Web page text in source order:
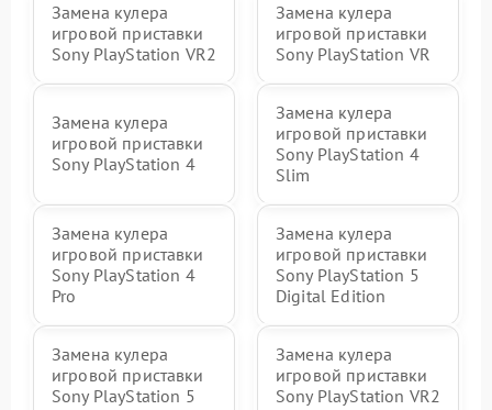
Замена кулера
игровой приставки
Sony PlayStation VR2
Замена кулера
игровой приставки
Sony PlayStation VR
Замена кулера
игровой приставки
Sony PlayStation 4
Замена кулера
игровой приставки
Sony PlayStation 4
Slim
Замена кулера
игровой приставки
Sony PlayStation 4
Pro
Замена кулера
игровой приставки
Sony PlayStation 5
Digital Edition
Замена кулера
игровой приставки
Sony PlayStation 5
Замена кулера
игровой приставки
Sony PlayStation VR2